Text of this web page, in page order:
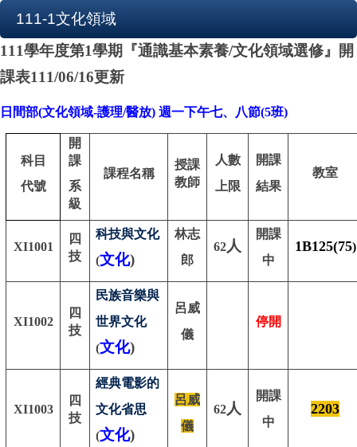
111-1文化領域
111學年度第1學期『通識基本素養/文化領域選修』開
課表111/06/16更新
日 間部(文化領域-護理/醫放) 週一下午七、八節(5班)
科目
代號
開
課
系
級
課程名稱
授課
教師
人數
上限
開課
結果
教室
XI1001
四
技
科技與文化
(文化)
林志
郎
62人
開課
中
1B125(75)
XI1002
四
技
民族音樂與
世界文化
(文化)
呂威
儀
停開
XI1003
四
技
經典電影的
文化省思
(文化)
呂威
儀
62人
開課
中
2203